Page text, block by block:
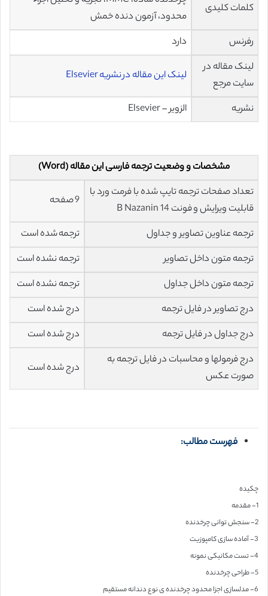
کلمات کلیدی
محدود، آزمون دنده خمش
رفرنس
دارد
لینک مقاله در
سایت مرجع
لینک این مقاله در نشریه Elsevier
نشریه الزویر – Elsevier
مشخصات و وضعیت ترجمه فارسی این مقاله (Word)
تعداد صفحات ترجمه تایپ شده با فرمت ورد با
قابلیت ویرایش و فونت 14 B Nazanin
9 صفحه
ترجمه عناوین تصاویر و جداول
ترجمه شده است
ترجمه متون داخل تصاویر
ترجمه نشده است
ترجمه متون داخل جداول
ترجمه نشده است
درج تصاویر در فایل ترجمه
درج شده است
درج جداول در فایل ترجمه
درج شده است
درج فرمولها و محاسبات در فایل ترجمه به
صورت عکس
درج شده است
فهرست مطالب:
چکیده
1- مقدمه
2- سنجش توانی چرخدنده
3- آماده سازی کامپوزیت
4- تست مکانیکی نمونه
5- طراحی چرخدنده
6- مدلسازی اجزا محدود چرخدنده ی نوع دندانه مستقیم